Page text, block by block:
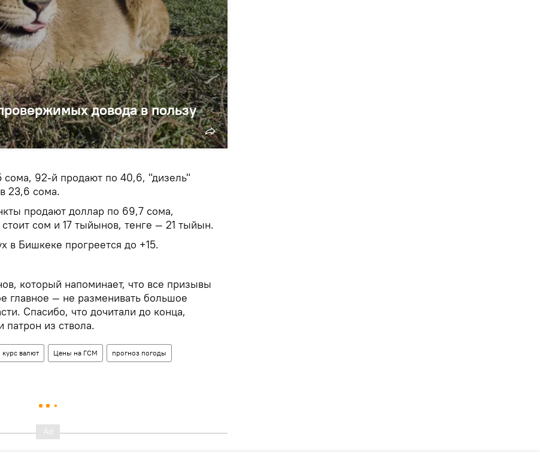
довода в пользу
92-й продают по 40,6, "дизель"
23,6 сома.
продают доллар по 69,7 сома,
сом и 17 тыйынов, тенге — 21 тыйын.
в Бишкеке прогреется до +15.
который напоминает, что все призывы
главное — не разменивать большое
Спасибо, что дочитали до конца,
из ствола.
курс валют Цены на ГСМ прогноз погоды